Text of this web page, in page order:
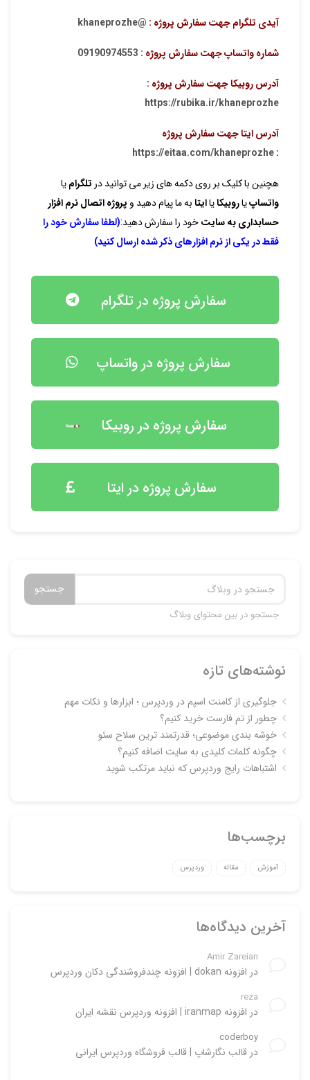
آیدی تلگرام جهت سفارش پروژه : @khaneprozhe
شماره واتساپ جهت سفارش پروژه : 09190974553
آدرس روبیکا جهت سفارش پروژه :
https://rubika.ir/khaneprozhe
آدرس ایتا جهت سفارش پروژه
:
https://eitaa.com/khaneprozhe
هچنین با کلیک بر روی دکمه های زیر می توانید در تلگرام یا
واتساپیاروبیکایاایتا به ما پیام دهید و پروژه اتصال نرم افزار
حسابداری به سایت خود را سفارش دهید:(لطفا سفارش خود را
فقط در یکی از نرم افزارهای ذکر شده ارسال کنید)
سفارش پروژه در تلگرام
سفارش پروژه در واتساپ
سفارش پروژه در روبیکا
سفارش پروژه در ایتا
جستجو
جستجو در بین محتوای وبلاگ
نوشته‌های تازه
جلوگیری از کامنت اسپم در وردپرس ؛ ابزارها و نکات مهم
چطور از تم فارست خرید کنیم؟
خوشه بندی موضوعی؛ قدرتمند ترین سلاح سئو
چگونه کلمات کلیدی به سایت اضافه کنیم؟
اشتباهات رایج وردپرس که نباید مرتکب شوید
برچسب‌ها
آموزش مقاله وردپرس
آخرین دیدگاه‌ها
Amir Zareian
در افزونه dokan | افزونه چندفروشندگی دکان وردپرس
reza
در افزونه iranmap | افزونه وردپرس نقشه ایران
coderboy
در قالب نگارشاپ | قالب فروشگاه وردپرس ایرانی